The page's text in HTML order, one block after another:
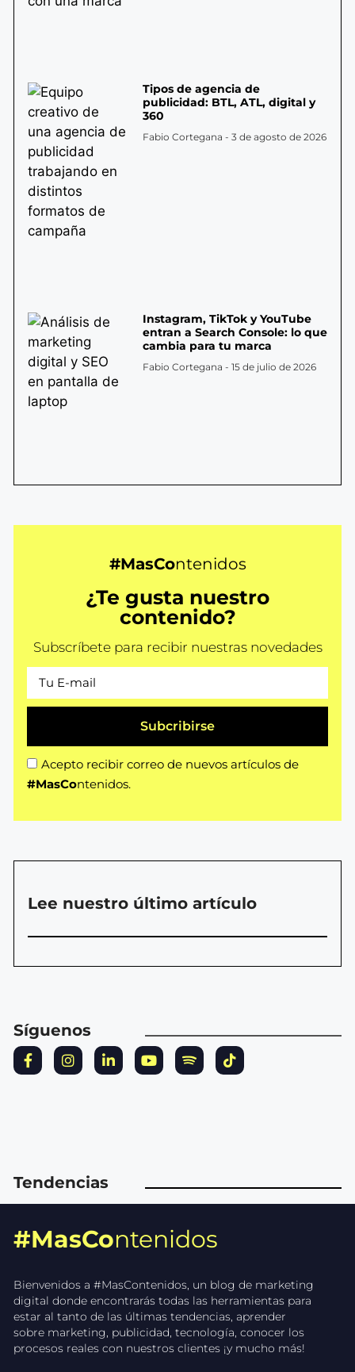
Tipos de agencia de
publicidad: BTL, ATL, digital y
360
Fabio Cortegana 3 de agosto de 2026
Instagram, TikTok y YouTube
entran a Search Console: lo que
cambia para tu marca
Fabio Cortegana 15 de julio de 2026
#MasContenidos
¿Te gusta nuestro
contenido?
Subscríbete para recibir nuestras novedades
Acepto recibir correo de nuevos artículos de
#MasContenidos.
Subcribirse
Lee nuestro último artículo
Síguenos
Tendencias
#MasContenidos
Bienvenidos a #MasContenidos, un blog de marketing
digital donde encontrarás todas las herramientas para
estar al tanto de las últimas tendencias, aprender
sobre marketing, publicidad, tecnología, conocer los
procesos reales con nuestros clientes ¡y mucho más!